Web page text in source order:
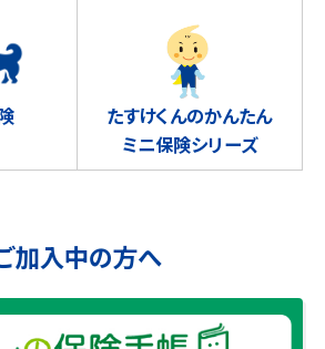
たすけくんのかんたん
ミニ保険シリーズ
加入中の方へ